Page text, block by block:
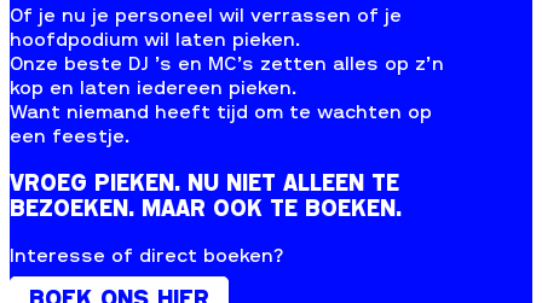
Of je nu je personeel wil verrassen of je
hoofdpodium wil laten pieken.
Onze beste DJ ’s en MC’s zetten alles op z’n
kop en laten iedereen pieken.
Want niemand heeft tijd om te wachten op
een feestje.
VROEG PIEKEN. NU NIET ALLEEN TE
BEZOEKEN. MAAR OOK TE BOEKEN.
Interesse of direct boeken?